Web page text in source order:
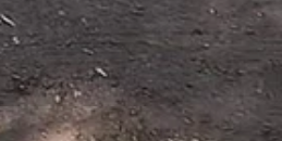
العنوان
حي اور
مساحة